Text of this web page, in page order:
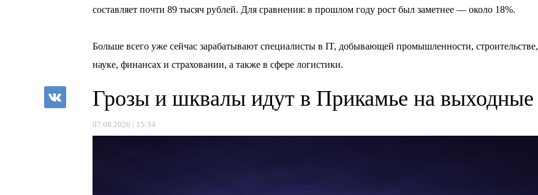
составляет почти 89 тысяч рублей. Для сравнения: в прошлом году рост был заметнее — около 18%.
Больше всего уже сейчас зарабатывают специалисты в IT, добывающей промышленности, строительстве,
науке, финансах и страховании, а также в сфере логистики.
Грозы и шквалы идут в Прикамье на выходные
07.08.2026 | 15:34